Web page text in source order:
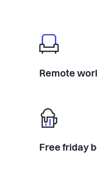
Remote
Free friday